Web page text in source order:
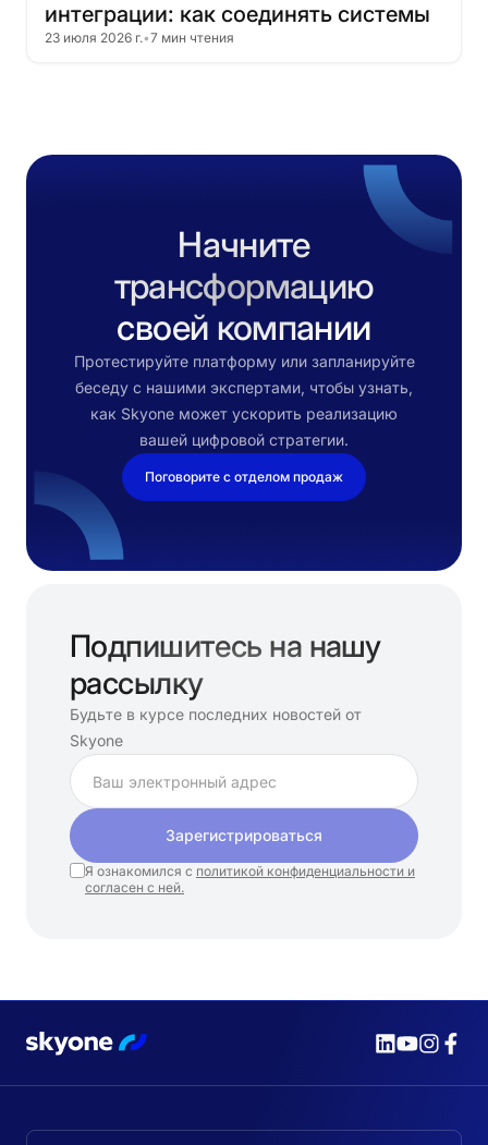
интеграции: как соединять системы
и автоматизировать
23 июля 2026 г.•7 мин чтения
Начните
трансформацию
своей компании
Протестируйте платформу или запланируйте
беседу с нашими экспертами, чтобы узнать,
как Skyone может ускорить реализацию
вашей цифровой стратегии.
Поговорите с отделом продаж
Подпишитесь на нашу
рассылку
Будьте в курсе последних новостей от
Skyone
Зарегистрироваться
Я ознакомился с политикой конфиденциальности и
согласен с ней.